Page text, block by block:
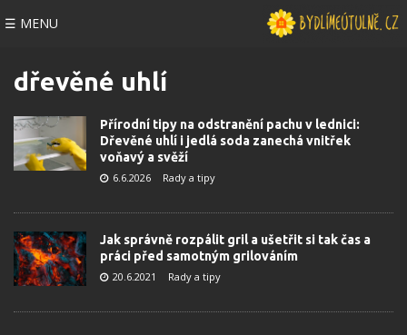
☰ MENU
dřevěné uhlí
Přírodní tipy na odstranění pachu v lednici:
Dřevěné uhlí i jedlá soda zanechá vnitřek
voňavý a svěží
6.6.2026 Rady a tipy
Jak správně rozpálit gril a ušetřit si tak čas a
práci před samotným grilováním
20.6.2021 Rady a tipy